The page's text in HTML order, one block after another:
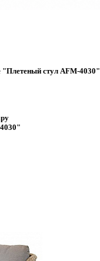
"Плетеный стул AFM-4030"